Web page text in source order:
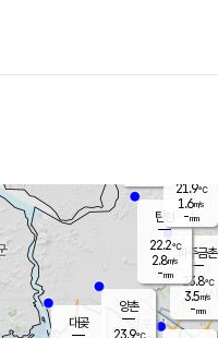
파주금촌
23.8℃
3.5m/s
-mm
대곶
탄현
22.2℃
2.8m/s
-mm
양촌
23.9℃
21.9℃
1.6m/s
-mm